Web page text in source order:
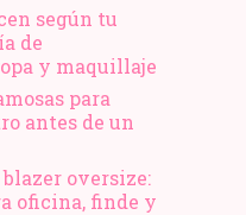
según tu
de
y maquillaje
para
antes de un
oversize:
oficina, finde y